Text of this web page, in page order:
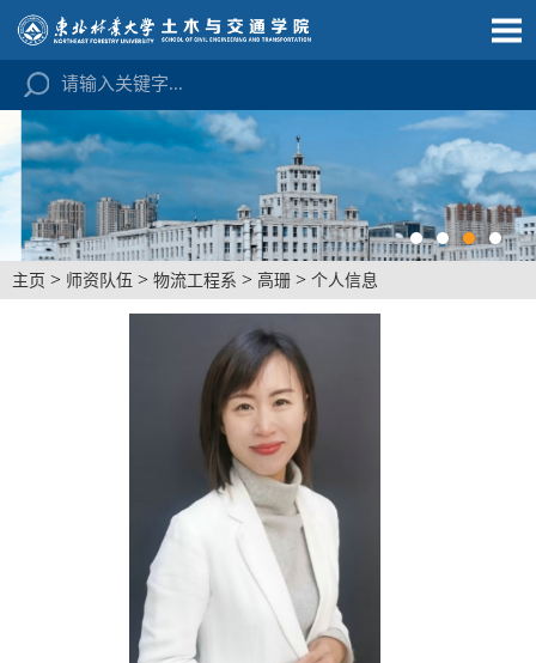
主页 > 师资队伍 > 物流工程系 > 高珊 > 个人信息